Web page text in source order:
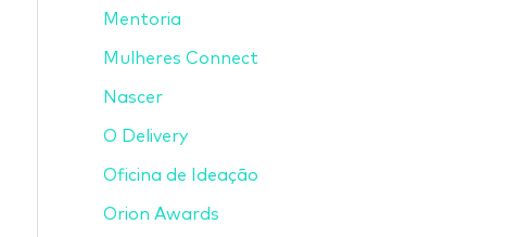
Mentoria
Mulheres Connect
Nascer
O Delivery
Oficina de Ideação
Orion Awards